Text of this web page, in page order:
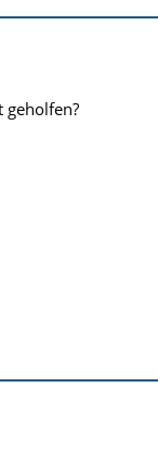
geholfen?